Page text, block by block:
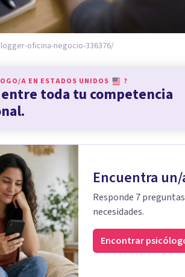
oficina-negocio-336376/
A EN ESTADOS UNIDOS ?
entre toda tu competencia
Encuentra
Responde 7
necesidades.
Encontrar